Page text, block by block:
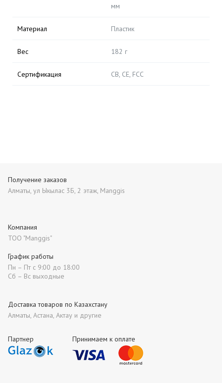
мм
Материал Пластик
Вес 182 г
Сертификация CB, CE, FCC
Партнер Принимаем к оплате
Получение заказов
Алматы, ул Ыкылас 3Б, 2 этаж, Manggis
Компания
ТОО "Manggis"
Доставка товаров по Казахстану
Алматы, Астана, Актау и другие
График работы
Пн – Пт с 9:00 до 18:00
Сб – Вс выходные